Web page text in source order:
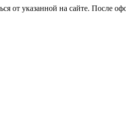
от указанной на сайте. После